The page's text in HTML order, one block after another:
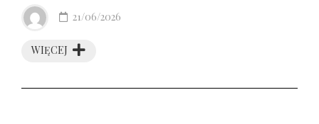
WIĘCEJ
21/06/2026